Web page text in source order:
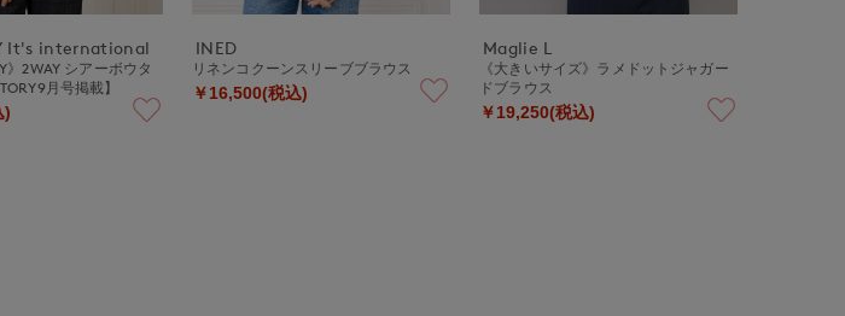
It's international
》2WAY シアーボウタ
月号掲載】
)
INED
リネンコクーンスリーブブラウス
￥16,500(税込)
Maglie L
《大きいサイズ》ラメドットジャガー
ドブラウス
￥19,250(税込)